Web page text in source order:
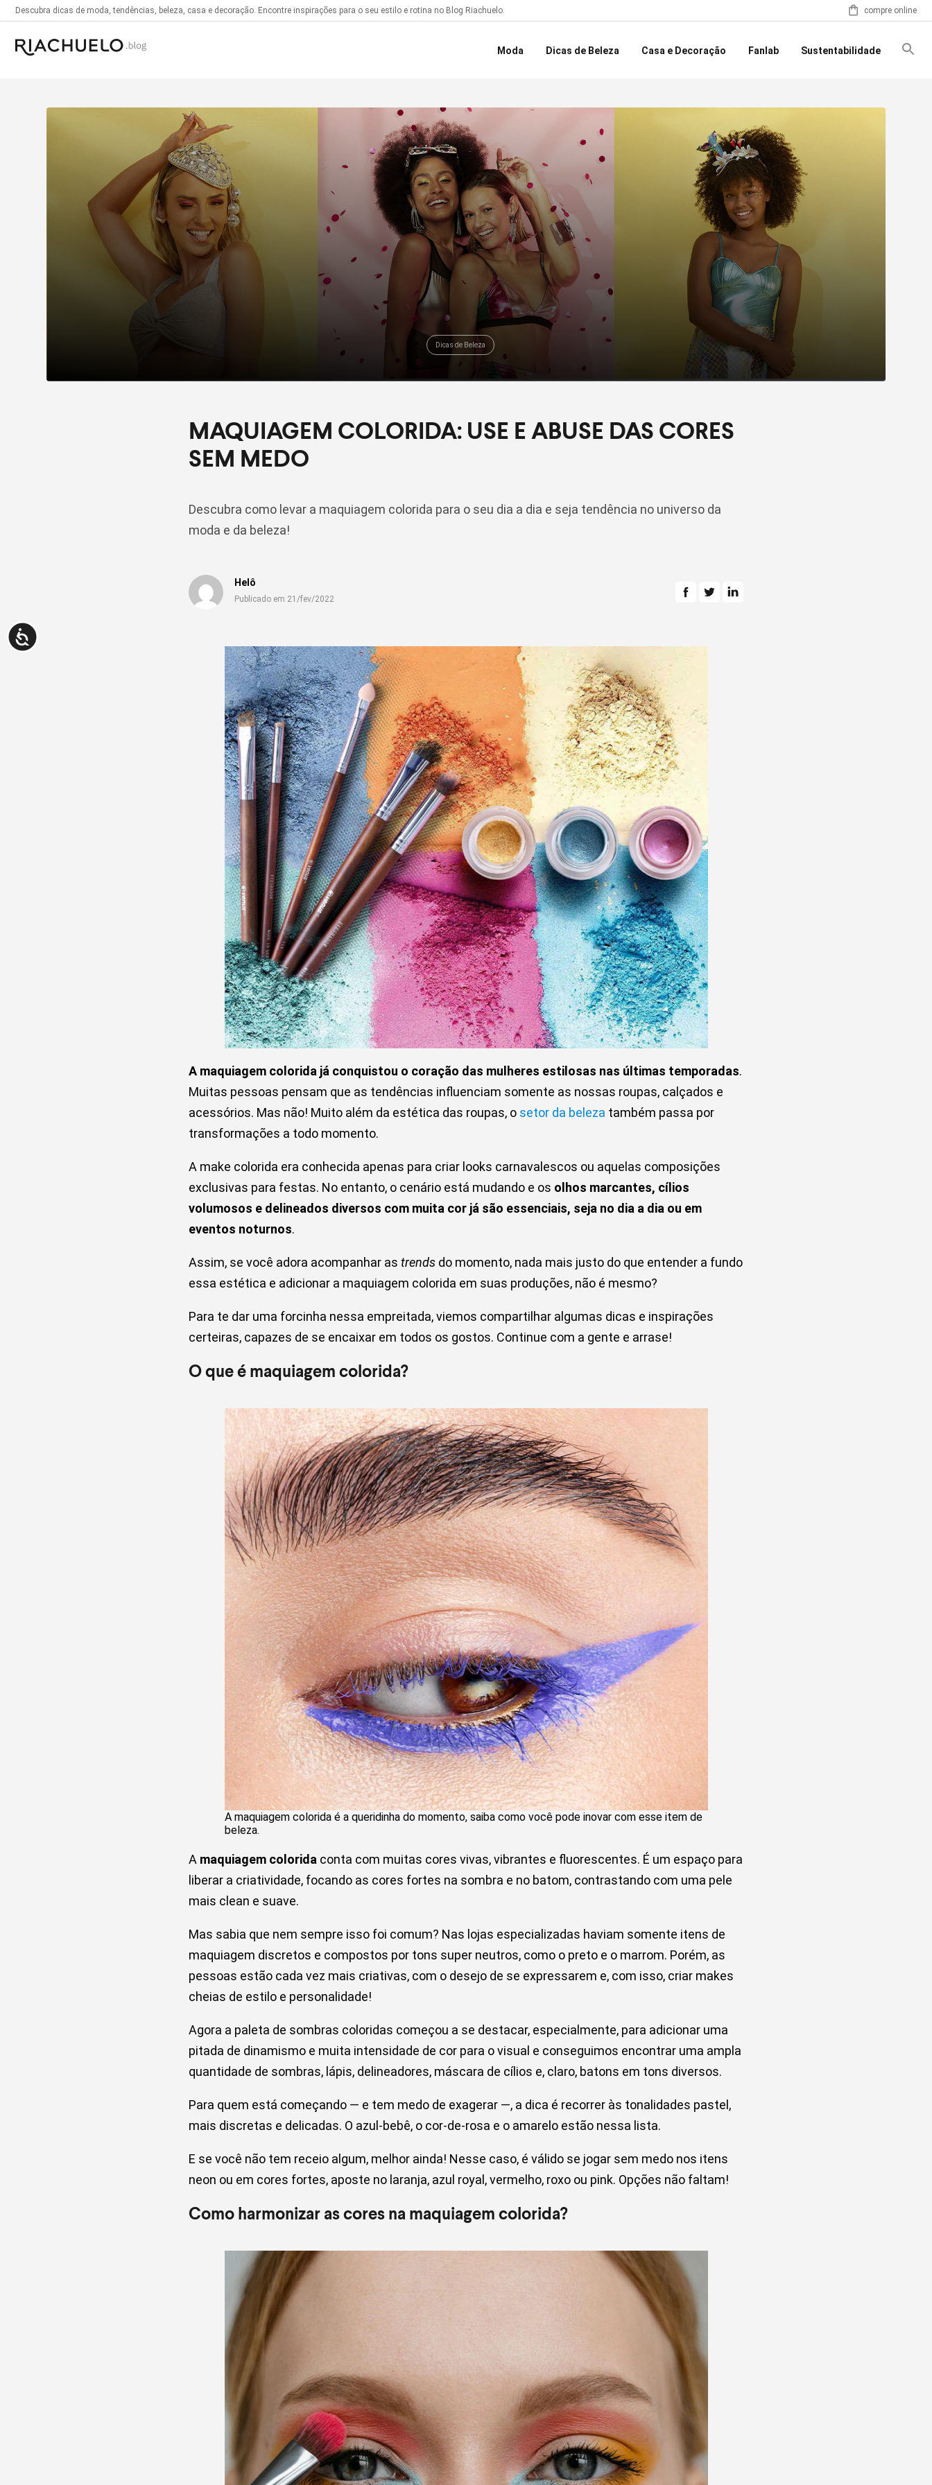
Descubra dicas de moda, tendências, beleza, casa e decoração. Encontre inspirações para o seu estilo e rotina no Blog Riachuelo. compre online
Moda Dicas de Beleza Casa e Decoração Fanlab Sustentabilidade
Dicas de Beleza
MAQUIAGEM COLORIDA: USE E ABUSE DAS CORES
SEM MEDO
Descubra como levar a maquiagem colorida para o seu dia a dia e seja tendência no universo da
moda e da beleza!
Helô
Publicado em 21/fev/2022
A maquiagem colorida já conquistou o coração das mulheres estilosas nas últimas temporadas.
Muitas pessoas pensam que as tendências influenciam somente as nossas roupas, calçados e
acessórios. Mas não! Muito além da estética das roupas, o setor da beleza também passa por
transformações a todo momento.
A make colorida era conhecida apenas para criar looks carnavalescos ou aquelas composições
exclusivas para festas. No entanto, o cenário está mudando e os olhos marcantes, cílios
volumosos e delineados diversos com muita cor já são essenciais, seja no dia a dia ou em
eventos noturnos.
Assim, se você adora acompanhar as trends do momento, nada mais justo do que entender a fundo
essa estética e adicionar a maquiagem colorida em suas produções, não é mesmo?
Para te dar uma forcinha nessa empreitada, viemos compartilhar algumas dicas e inspirações
certeiras, capazes de se encaixar em todos os gostos. Continue com a gente e arrase!
O que é maquiagem colorida?
A maquiagem colorida é a queridinha do momento, saiba como você pode inovar com esse item de
beleza.
A maquiagem colorida conta com muitas cores vivas, vibrantes e fluorescentes. É um espaço para
liberar a criatividade, focando as cores fortes na sombra e no batom, contrastando com uma pele
mais clean e suave.
Mas sabia que nem sempre isso foi comum? Nas lojas especializadas haviam somente itens de
maquiagem discretos e compostos por tons super neutros, como o preto e o marrom. Porém, as
pessoas estão cada vez mais criativas, com o desejo de se expressarem e, com isso, criar makes
cheias de estilo e personalidade!
Agora a paleta de sombras coloridas começou a se destacar, especialmente, para adicionar uma
pitada de dinamismo e muita intensidade de cor para o visual e conseguimos encontrar uma ampla
quantidade de sombras, lápis, delineadores, máscara de cílios e, claro, batons em tons diversos.
Para quem está começando — e tem medo de exagerar —, a dica é recorrer às tonalidades pastel,
mais discretas e delicadas. O azul-bebê, o cor-de-rosa e o amarelo estão nessa lista.
E se você não tem receio algum, melhor ainda! Nesse caso, é válido se jogar sem medo nos itens
neon ou em cores fortes, aposte no laranja, azul royal, vermelho, roxo ou pink. Opções não faltam!
Como harmonizar as cores na maquiagem colorida?